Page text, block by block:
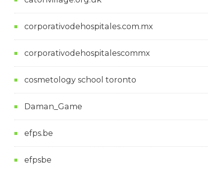
corporativodehospitales.com.mx
corporativodehospitalescommx
cosmetology school toronto
Daman_Game
efps.be
efpsbe